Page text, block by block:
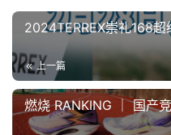
2024TERREX崇礼168
上一篇
燃烧 RANKING ｜ 国产